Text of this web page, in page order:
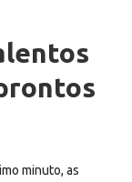
minuto, as